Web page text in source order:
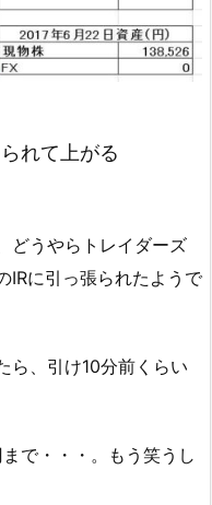
れて上がる
どうやらトレイダーズ
IRに引っ張られたようで
ら、引け10分前くらい
で・・・。もう笑うし